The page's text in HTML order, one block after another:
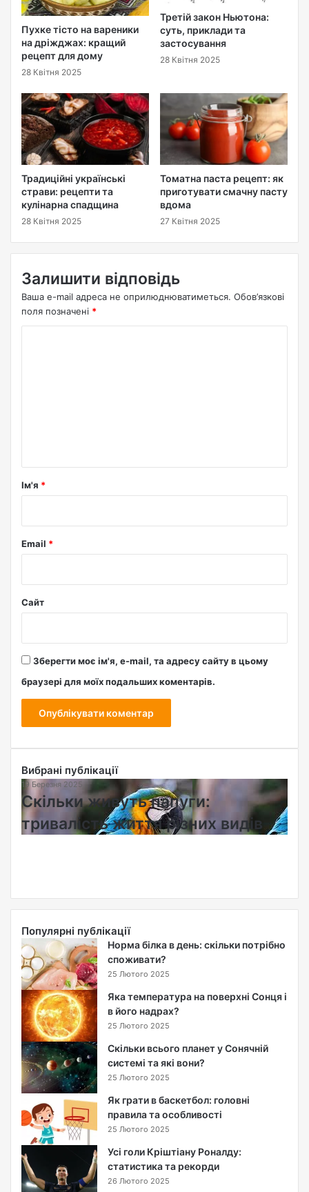
Пухке тісто на вареники
на дріжджах: кращий
рецепт для дому
28 Квітня 2025
Третій закон Ньютона:
суть, приклади та
застосування
28 Квітня 2025
Традиційні українські
страви: рецепти та
кулінарна спадщина
28 Квітня 2025
Томатна паста рецепт: як
приготувати смачну пасту
вдома
27 Квітня 2025
Залишити відповідь
Ваша e-mail адреса не оприлюднюватиметься. Обов’язкові
поля позначені *
р
Ім'я *
Email *
Сайт
Зберегти моє ім'я, e-mail, та адресу сайту в цьому
браузері для моїх подальших коментарів.
Вибрані публікації
С
к
л
и
у
т
ь
п
а
п
у
г
и
:
т
р
в
л
і
с
19 Березня 2025
Скільки живуть папуги:
тривалість життя різних видів
Популярні публікації
Норма білка в день: скільки потрібно
споживати?
25 Лютого 2025
Яка температура на поверхні Сонця і
в його надрах?
25 Лютого 2025
Скільки всього планет у Сонячній
системі та які вони?
25 Лютого 2025
Як грати в баскетбол: головні
правила та особливості
25 Лютого 2025
Усі голи Кріштіану Роналду:
статистика та рекорди
26 Лютого 2025